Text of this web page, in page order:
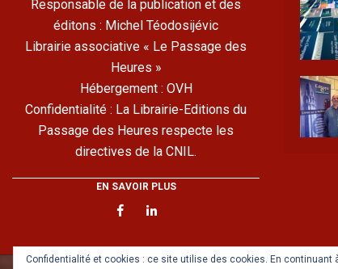
Responsable de la publication et des
éditons : Michel Téodosijévic
Librairie associative « Le Passage des
Heures »
Hébergement : OVH
Confidentialité : La Librairie-Editions du
Passage des Heures respecte les
directives de la CNIL.
EN SAVOIR PLUS
Confidentialité et cookies : ce site utilise des cookies. En